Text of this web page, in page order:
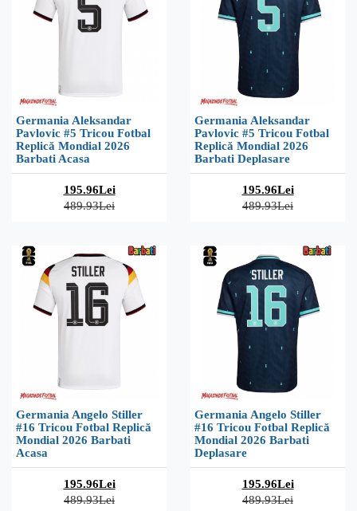
Germania Aleksandar
Pavlovic #5 Tricou Fotbal
Replică Mondial 2026
Barbati Acasa
195.96Lei
489.93Lei
Germania Aleksandar
Pavlovic #5 Tricou Fotbal
Replică Mondial 2026
Barbati Deplasare
195.96Lei
489.93Lei
Germania Angelo Stiller
#16 Tricou Fotbal Replică
Mondial 2026 Barbati
Acasa
195.96Lei
489.93Lei
Germania Angelo Stiller
#16 Tricou Fotbal Replică
Mondial 2026 Barbati
Deplasare
195.96Lei
489.93Lei